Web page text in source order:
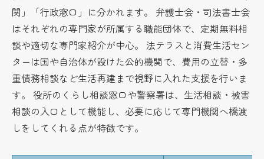
関」「行政窓口」に分かれます。 弁護士会・司法書士会
はそれぞれの専門家が所属する職能団体で、定期無料相
談や適切な専門家紹介が中心。 法テラスと消費生活セン
ターは国や自治体が設けた公的機関で、費用の立替・多
重債務相談など生活再建まで視野に入れた支援を行いま
す。 役所のくらし相談窓口や警察署は、生活相談・被害
相談の入口として機能し、必要に応じて専門機関へ橋渡
しをしてくれる点が特徴です。